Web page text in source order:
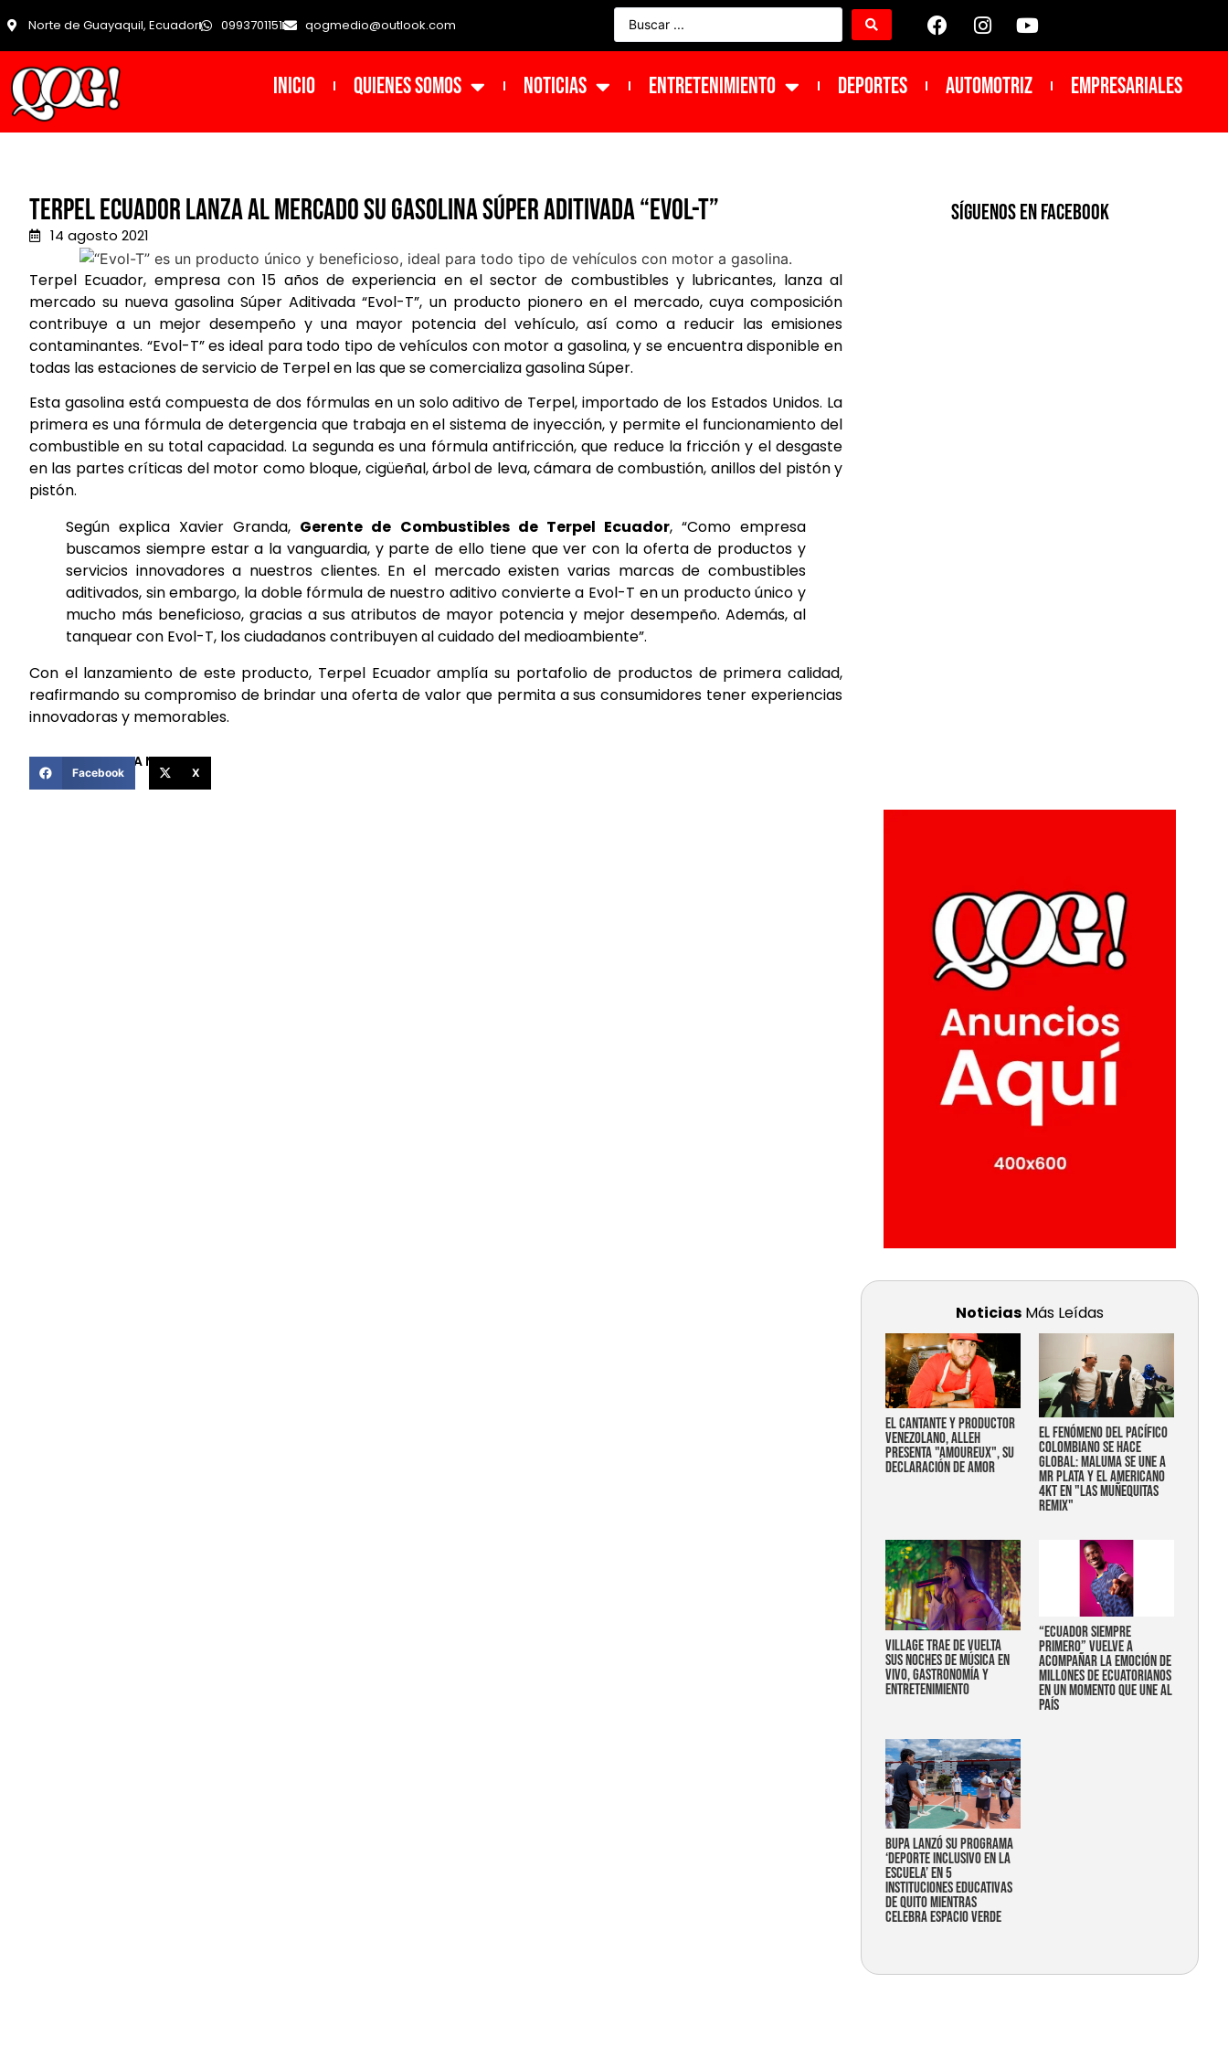
Norte de Guayaquil, Ecuador 0993701151 qogmedio@outlook.com
INICIO Quienes Somos NOTICIAS ENTRETENIMIENTO DEPORTES Automotriz Empresariales
Terpel Ecuador lanza al mercado su gasolina Súper Aditivada “Evol-T”
14 agosto 2021
Terpel Ecuador, empresa con 15 años de experiencia en el sector de combustibles y lubricantes, lanza al
mercado su nueva gasolina Súper Aditivada “Evol-T”, un producto pionero en el mercado, cuya composición
contribuye a un mejor desempeño y una mayor potencia del vehículo, así como a reducir las emisiones
contaminantes. “Evol-T” es ideal para todo tipo de vehículos con motor a gasolina, y se encuentra disponible en
todas las estaciones de servicio de Terpel en las que se comercializa gasolina Súper.
Esta gasolina está compuesta de dos fórmulas en un solo aditivo de Terpel, importado de los Estados Unidos. La
primera es una fórmula de detergencia que trabaja en el sistema de inyección, y permite el funcionamiento del
combustible en su total capacidad. La segunda es una fórmula antifricción, que reduce la fricción y el desgaste
en las partes críticas del motor como bloque, cigüeñal, árbol de leva, cámara de combustión, anillos del pistón y
pistón.
Según explica Xavier Granda, Gerente de Combustibles de Terpel Ecuador, “Como empresa
buscamos siempre estar a la vanguardia, y parte de ello tiene que ver con la oferta de productos y
servicios innovadores a nuestros clientes. En el mercado existen varias marcas de combustibles
aditivados, sin embargo, la doble fórmula de nuestro aditivo convierte a Evol-T en un producto único y
mucho más beneficioso, gracias a sus atributos de mayor potencia y mejor desempeño. Además, al
tanquear con Evol-T, los ciudadanos contribuyen al cuidado del medioambiente”.
Con el lanzamiento de este producto, Terpel Ecuador amplía su portafolio de productos de primera calidad,
reafirmando su compromiso de brindar una oferta de valor que permita a sus consumidores tener experiencias
innovadoras y memorables.
COMPARTIR ESTA NOTICIA
Facebook X
SíGUENOS EN FACEBOOK
Noticias Más Leídas
EL CANTANTE Y PRODUCTOR
VENEZOLANO, ALLEH
PRESENTA "AMOUREUX", SU
DECLARACIÓN DE AMOR
EL FENÓMENO DEL PACÍFICO
COLOMBIANO SE HACE
GLOBAL: MALUMA SE UNE A
MR PLATA Y EL AMERICANO
4KT EN "LAS MUÑEQUITAS
REMIX"
Village trae de vuelta
sus noches de música en
vivo, gastronomía y
entretenimiento
“Ecuador siempre
primero” vuelve a
acompañar la emoción de
millones de ecuatorianos
en un momento que une al
país
Bupa lanzó su programa
‘Deporte Inclusivo en la
Escuela’ en 5
instituciones educativas
de Quito mientras
celebra espacio verde